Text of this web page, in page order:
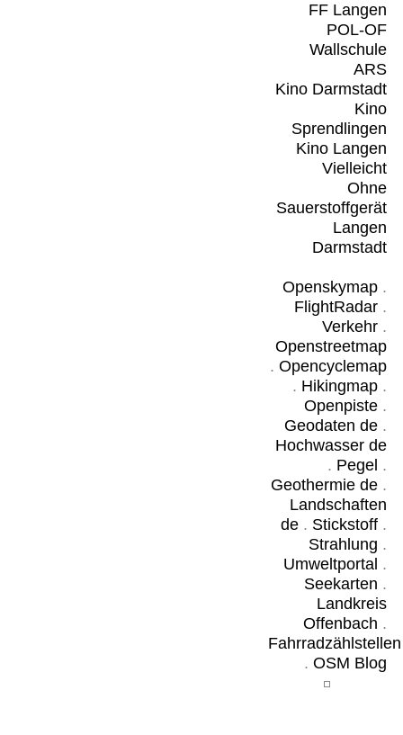
FF Langen
POL-OF
Wallschule
ARS
Kino Darmstadt
Kino
Sprendlingen
Kino Langen
Vielleicht
Ohne
Sauerstoffgerät
Langen
Darmstadt
Openskymap.
FlightRadar.
Verkehr.
Openstreetmap
. Opencyclemap
. Hikingmap.
Openpiste.
Geodaten de.
Hochwasser de
. Pegel .
Geothermie de.
Landschaften
de. Stickstoff.
Strahlung .
Umweltportal .
Seekarten .
Landkreis
Offenbach .
Fahrradzählstellen
. OSM Blog